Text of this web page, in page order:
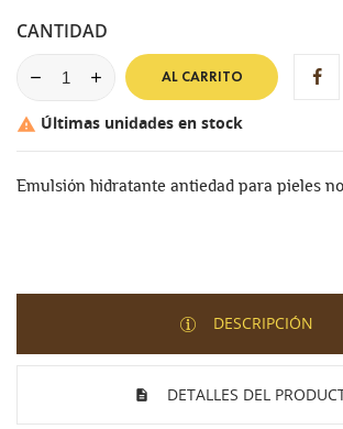
CANTIDAD
AL CARRITO
 Últimas unidades en stock
Emulsión hidratante antiedad para pieles
DESCRIPCIÓN
DETALLES DEL